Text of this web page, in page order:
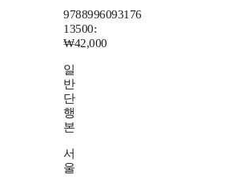
9788996093176
13500:
₩42,000
일
반
단
행
본
서
울